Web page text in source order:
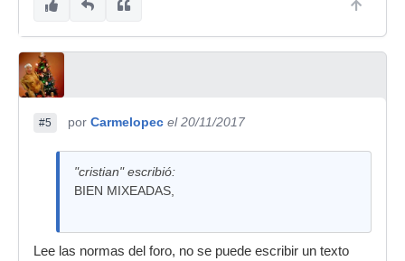
#5 por Carmelopec el 20/11/2017
"cristian" escribió:
BIEN MIXEADAS,
Lee las normas del foro, no se puede escribir un texto